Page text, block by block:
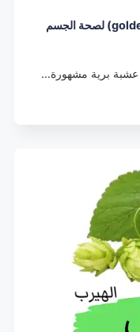
فوائد وأضرار عشبة عصا الذهب (goldenrods) لصحة الجسم
برية مشهورة…